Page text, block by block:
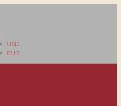
USD
EUR